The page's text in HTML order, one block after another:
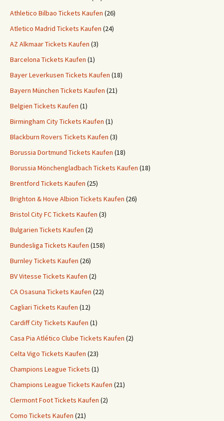
Athletico Bilbao Tickets Kaufen (26)
Atletico Madrid Tickets Kaufen (24)
AZ Alkmaar Tickets Kaufen (3)
Barcelona Tickets Kaufen (1)
Bayer Leverkusen Tickets Kaufen (18)
Bayern München Tickets Kaufen (21)
Belgien Tickets Kaufen (1)
Birmingham City Tickets Kaufen (1)
Blackburn Rovers Tickets Kaufen (3)
Borussia Dortmund Tickets Kaufen (18)
Borussia Mönchengladbach Tickets Kaufen (18)
Brentford Tickets Kaufen (25)
Brighton & Hove Albion Tickets Kaufen (26)
Bristol City FC Tickets Kaufen (3)
Bulgarien Tickets Kaufen (2)
Bundesliga Tickets Kaufen (158)
Burnley Tickets Kaufen (26)
BV Vitesse Tickets Kaufen (2)
CA Osasuna Tickets Kaufen (22)
Cagliari Tickets Kaufen (12)
Cardiff City Tickets Kaufen (1)
Casa Pia Atlético Clube Tickets Kaufen (2)
Celta Vigo Tickets Kaufen (23)
Champions League Tickets (1)
Champions League Tickets Kaufen (21)
Clermont Foot Tickets Kaufen (2)
Como Tickets Kaufen (21)